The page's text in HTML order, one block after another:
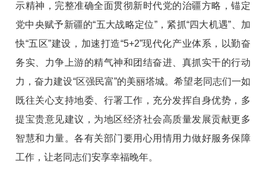
示精神，完整准确全面贯彻新时代党的治疆方略，锚定
党中央赋予新疆的“五大战略定位”，紧抓“四大机遇”、加
快“五区”建设，加速打造“5+2”现代化产业体系，以勤奋
务实、力争上游的精气神和团结奋进、真抓实干的行动
力，奋力建设“区强民富”的美丽塔城。希望老同志们一如
既往关心支持地委、行署工作，充分发挥自身优势，多
提宝贵意见建议，为地区经济社会高质量发展贡献更多
智慧和力量。各有关部门要用心用情用力做好服务保障
工作，让老同志们安享幸福晚年。